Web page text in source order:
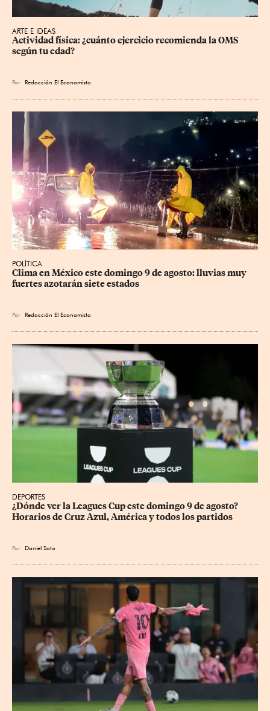
ARTE E IDEAS
Actividad física: ¿cuánto ejercicio recomienda la OMS
según tu edad?
Por Redacción El Economista
POLÍTICA
Clima en México este domingo 9 de agosto: lluvias muy
fuertes azotarán siete estados
Por Redacción El Economista
DEPORTES
¿Dónde ver la Leagues Cup este domingo 9 de agosto?
Horarios de Cruz Azul, América y todos los partidos
Por Daniel Soto